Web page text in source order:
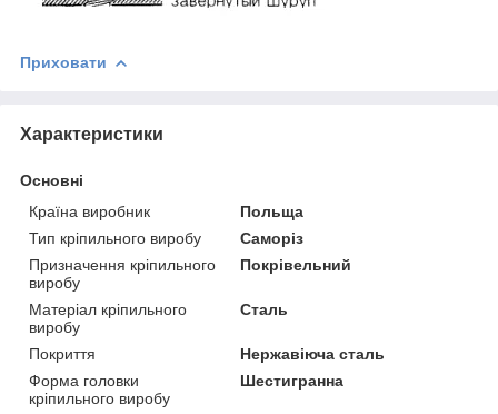
Приховати
Характеристики
Основні
Країна виробник
Польща
Тип кріпильного виробу
Саморіз
Призначення кріпильного
виробу
Покрівельний
Матеріал кріпильного
виробу
Сталь
Покриття
Нержавіюча сталь
Форма головки
кріпильного виробу
Шестигранна